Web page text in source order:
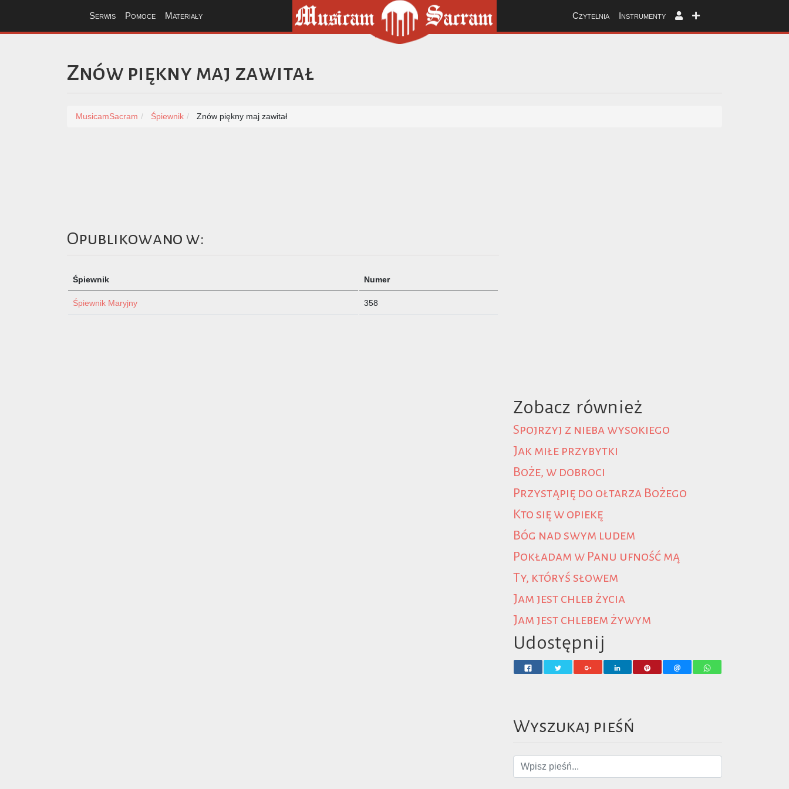
Serwis Pomoce Materiały Czytelnia Instrumenty
Znów piękny maj zawitał
MusicamSacram Śpiewnik Znów piękny maj zawitał
Opublikowano w:
Śpiewnik Numer
Śpiewnik Maryjny 358
Zobacz również
Spojrzyj z nieba wysokiego
Jak miłe przybytki
Boże, w dobroci
Przystąpię do ołtarza Bożego
Kto się w opiekę
Bóg nad swym ludem
Pokładam w Panu ufność mą
Ty, któryś słowem
Jam jest chleb życia
Jam jest chlebem żywym
Udostępnij
Wyszukaj pieśń